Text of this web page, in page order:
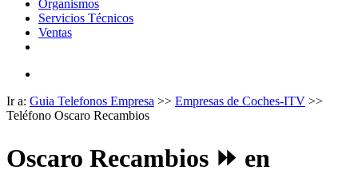
Organismos
Servicios Técnicos
Ventas
Ir a: Guia Telefonos Empresa >> Empresas de Coches-ITV >>
Teléfono Oscaro Recambios
Oscaro Recambios ⏩ en